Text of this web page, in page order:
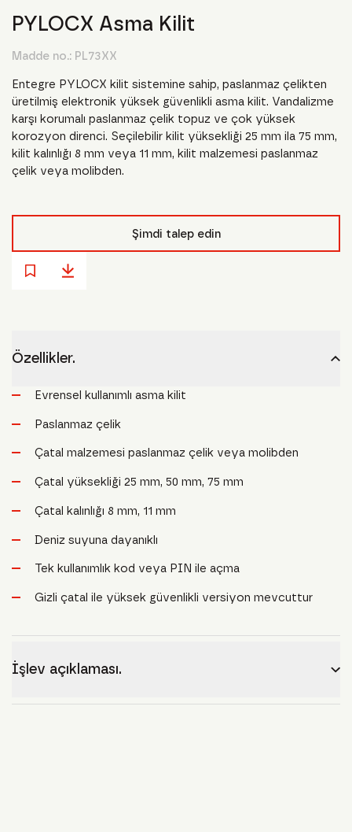
PYLOCX Asma Kilit
Madde no.: PL73XX
Entegre PYLOCX kilit sistemine sahip, paslanmaz çelikten
üretilmiş elektronik yüksek güvenlikli asma kilit. Vandalizme
karşı korumalı paslanmaz çelik topuz ve çok yüksek
korozyon direnci. Seçilebilir kilit yüksekliği 25 mm ila 75 mm,
kilit kalınlığı 8 mm veya 11 mm, kilit malzemesi paslanmaz
çelik veya molibden.
Şimdi talep edin
Özellikler.
Evrensel kullanımlı asma kilit
Paslanmaz çelik
Çatal malzemesi paslanmaz çelik veya molibden
Çatal yüksekliği 25 mm, 50 mm, 75 mm
Çatal kalınlığı 8 mm, 11 mm
Deniz suyuna dayanıklı
Tek kullanımlık kod veya PIN ile açma
Gizli çatal ile yüksek güvenlikli versiyon mevcuttur
İşlev açıklaması.